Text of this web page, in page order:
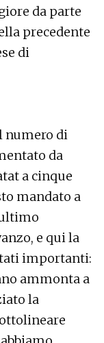
da parte
precedente
di
numero di
da
a cinque
mandato a
e qui la
importanti:
ammonta a
la